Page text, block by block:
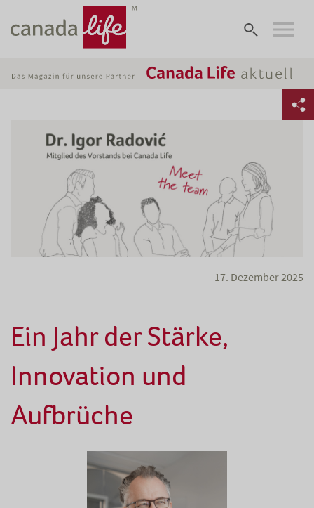
17. Dezember 2025
Ein Jahr der Stärke,
Innovation und
Aufbrüche